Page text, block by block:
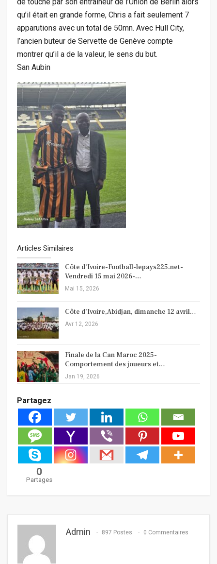
qu’il était en grande forme, Chris a fait seulement 7
apparutions avec un total de 50mn. Avec Hull City,
l’ancien buteur de Servette de Genève compte
montrer qu’il a de la valeur, le sens du but.
San Aubin
Articles Similaires
Côte d’Ivoire-Football-lepays225.net-
Vendredi 15 mai 2026-…
Mai 15, 2026
Côte d’Ivoire,Abidjan, dimanche 12 avril…
Avr 12, 2026
Finale de la Can Maroc 2025-
Comportement des joueurs et…
Jan 19, 2026
Partagez
0
Partages
Admin 897 Postes 0 Commentaires